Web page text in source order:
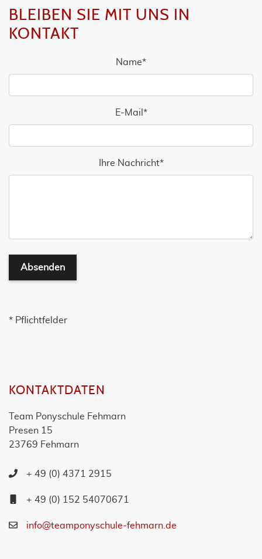
BLEIBEN SIE MIT UNS IN
KONTAKT
Name*
E-Mail *
Ihre Nachricht*
Absenden
* Pflichtfelder
KONTAKTDATEN
Team Ponyschule Fehmarn
Presen 15
23769 Fehmarn
+ 49 (0) 4371 2915
+ 49 (0) 152 54070671
info@teamponyschule-fehmarn.de